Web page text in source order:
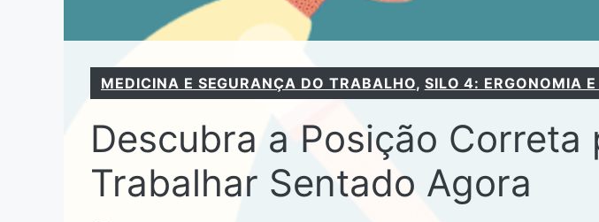
MEDICINA E SEGURANÇA DO TRABALHO, SILO 4: ERGONOMIA
Descubra a Posição Correta
Trabalhar Sentado Agora